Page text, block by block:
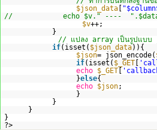
$json_data[
// echo $v." ----
$v++;
}
// แปลง array เป็นรูปแบ
if(isset( $json_data)){
$json= json_encode(
if(isset( $_GET[
echo $_GET[
}else{
echo $json;
}
}
}
}
?>